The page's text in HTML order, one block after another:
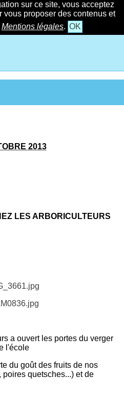
sur ce site, vous acceptez
vous proposer des contenus et
Mentions légales. OK
2013
LES ARBORICULTEURS
a ouvert les portes du verger
l'école
du goût des fruits de nos
quetsches...) et de